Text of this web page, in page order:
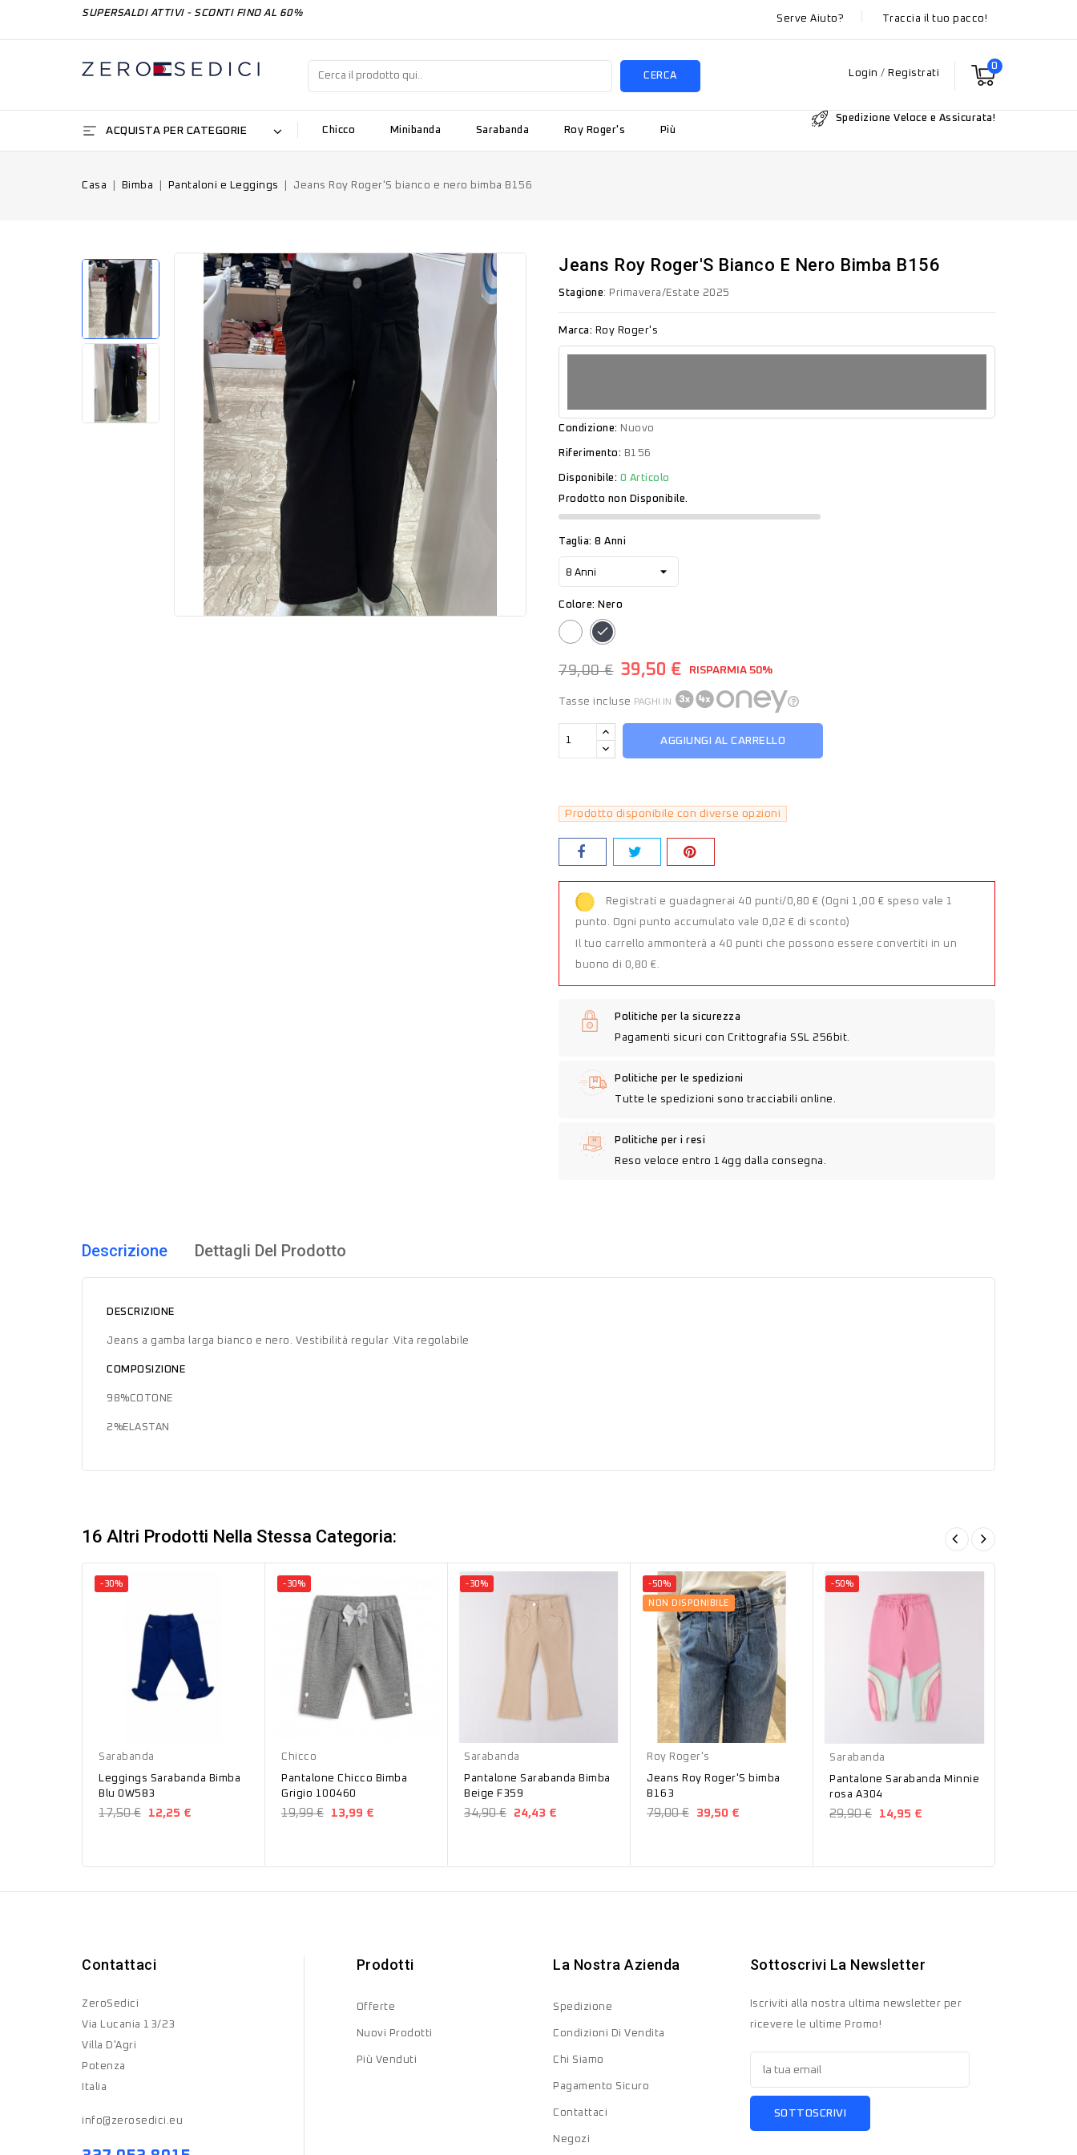
SUPERSALDI ATTIVI - SCONTI FINO AL 60%
Serve Aiuto? Traccia il tuo pacco!
0
Login / Registrati
CERCA
ACQUISTA PER CATEGORIE Chicco Minibanda Sarabanda Roy Roger's Più
Spedizione Veloce e Assicurata!
Casa Bimba Pantaloni e Leggings Jeans Roy Roger'S bianco e nero bimba B156
Jeans Roy Roger'S Bianco E Nero Bimba B156
Stagione: Primavera/Estate 2025
Marca: Roy Roger's
Condizione: Nuovo
Riferimento: B156
Disponibile: 0 Articolo
Prodotto non Disponibile.
Taglia: 8 Anni
Colore: Nero
BiancoNero
79,00 € 39,50 € RISPARMIA 50%
Tasse incluse PAGHI IN
AGGIUNGI AL CARRELLO
Prodotto disponibile con diverse opzioni
Registrati e guadagnerai 40 punti/0,80 € (Ogni 1,00 € speso vale 1
punto. Ogni punto accumulato vale 0,02 € di sconto)
Il tuo carrello ammonterà a 40 punti che possono essere convertiti in un
buono di 0,80 €.
Politiche per la sicurezza
Pagamenti sicuri con Crittografia SSL 256bit.
Politiche per le spedizioni
Tutte le spedizioni sono tracciabili online.
Politiche per i resi
Reso veloce entro 14gg dalla consegna.
Descrizione Dettagli Del Prodotto
DESCRIZIONE
Jeans a gamba larga bianco e nero. Vestibilità regular .Vita regolabile
COMPOSIZIONE
98%COTONE
2%ELASTAN
16 Altri Prodotti Nella Stessa Categoria:
-30%
Sarabanda
Leggings Sarabanda Bimba
Blu 0W583
17,50 € 12,25 €
-30%
Chicco
Pantalone Chicco Bimba
Grigio 100460
19,99 € 13,99 €
-30%
Sarabanda
Pantalone Sarabanda Bimba
Beige F359
34,90 € 24,43 €
-50%
NON DISPONIBILE
Roy Roger's
Jeans Roy Roger'S bimba
B163
79,00 € 39,50 €
-50%
Sarabanda
Pantalone Sarabanda Minnie
rosa A304
29,90 € 14,95 €
Contattaci
ZeroSedici
Via Lucania 13/23
Villa D'Agri
Potenza
Italia
info@zerosedici.eu
Prodotti
Offerte
Nuovi Prodotti
Più Venduti
La Nostra Azienda
Spedizione
Condizioni Di Vendita
Chi Siamo
Pagamento Sicuro
Contattaci
Negozi
Sottoscrivi La Newsletter
Iscriviti alla nostra ultima newsletter per
ricevere le ultime Promo!